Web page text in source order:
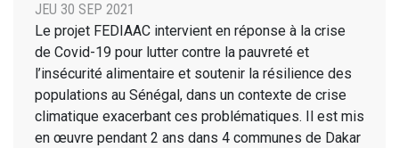
JEU 30 SEP 2021
Le projet FEDIAAC intervient en réponse à la crise
de Covid-19 pour lutter contre la pauvreté et
l’insécurité alimentaire et soutenir la résilience des
populations au Sénégal, dans un contexte de crise
climatique exacerbant ces problématiques. Il est mis
en œuvre pendant 2 ans dans 4 communes de Dakar